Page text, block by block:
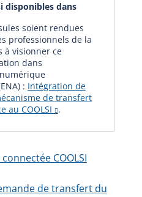
disponibles dans
soient rendues
professionnels de la
à visionner ce
dans
: Intégration de
de transfert
au COOLSI
.
COOLSI
de transfert du